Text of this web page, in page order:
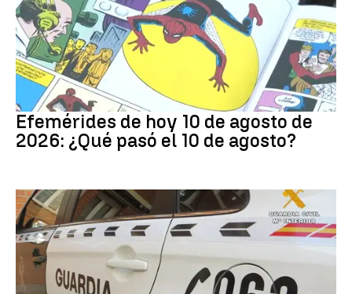
Efemérides
Efemérides de hoy 10 de agosto de
2026: ¿Qué pasó el 10 de agosto?